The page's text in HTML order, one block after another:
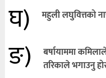
घ) महुली लघुवित्तको
ङ)
बर्षायाममा
तरिकाले भगाउनु